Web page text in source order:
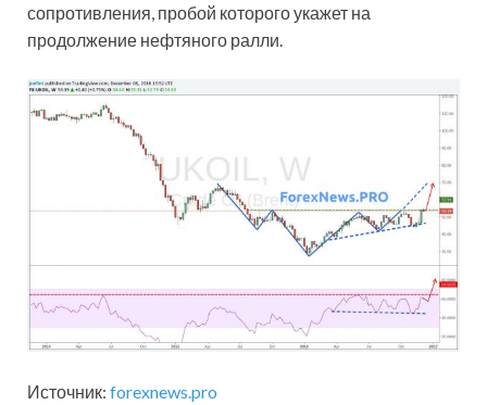
сопротивления, пробой которого укажет на
продолжение нефтяного ралли.
Источник: forexnews.pro